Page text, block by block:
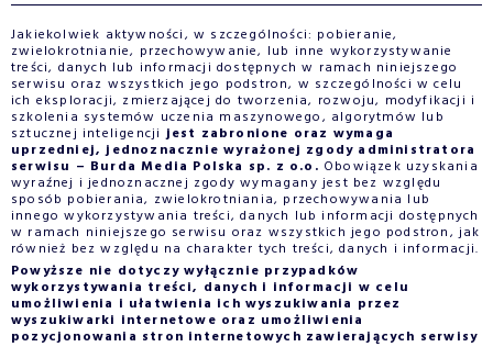
Jakiekolwiek aktywności, w szczególności: pobieranie,
zwielokrotnianie, przechowywanie, lub inne wykorzystywanie
treści, danych lub informacji dostępnych w ramach niniejszego
serwisu oraz wszystkich jego podstron, w szczególności w celu
ich eksploracji, zmierzającej do tworzenia, rozwoju, modyfikacji i
szkolenia systemów uczenia maszynowego, algorytmów lub
sztucznej inteligencjijest zabronione oraz wymaga
uprzedniej, jednoznacznie wyrażonej zgody administratora
serwisu – Burda Media Polska sp. z o.o. Obowiązek uzyskania
wyraźnej i jednoznacznej zgody wymagany jest bez względu
sposób pobierania, zwielokrotniania, przechowywania lub
innego wykorzystywania treści, danych lub informacji dostępnych
w ramach niniejszego serwisu oraz wszystkich jego podstron, jak
również bez względu na charakter tych treści, danych i informacji.
Powyższe nie dotyczy wyłącznie przypadków
wykorzystywania treści, danych i informacji w celu
umożliwienia i ułatwienia ich wyszukiwania przez
wyszukiwarki internetowe oraz umożliwienia
pozycjonowania stron internetowych zawierających serwisy